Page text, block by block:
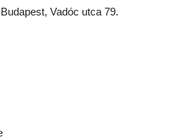
Vadóc utca 79.